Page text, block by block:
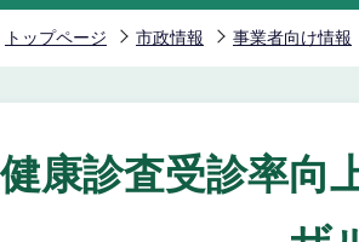
トップページ 市政情報 事業者向け情報
康診査受診率向